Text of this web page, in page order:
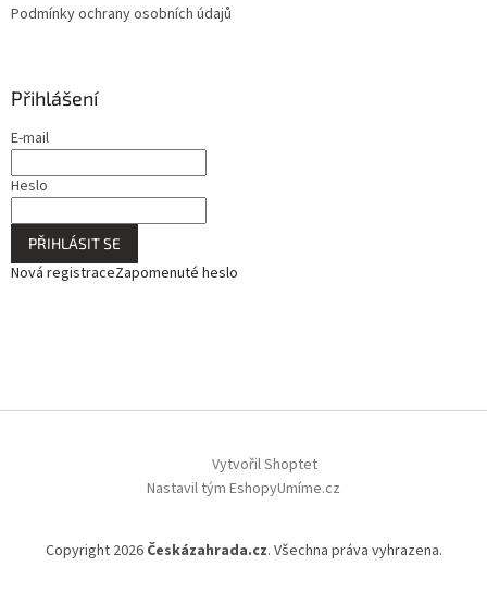
Podmínky ochrany osobních údajů
Přihlášení
E-mail
Heslo
PŘIHLÁSIT SE
Nová registraceZapomenuté heslo
Vytvořil Shoptet
Nastavil tým EshopyUmíme.cz
Copyright 2026 Českázahrada.cz. Všechna práva vyhrazena.